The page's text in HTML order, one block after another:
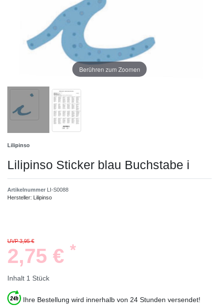
Berühren zum Zoomen
Lilipinso
Lilipinso Sticker blau Buchstabe i
Artikelnummer LI-S0088
Hersteller: Lilipinso
UVP 3,95 €
2,75 € *
Inhalt 1 Stück
Ihre Bestellung wird innerhalb von 24 Stunden versendet!